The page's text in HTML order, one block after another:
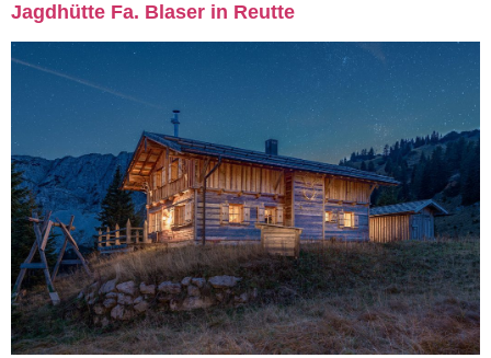
Jagdhütte Fa. Blaser in Reutte